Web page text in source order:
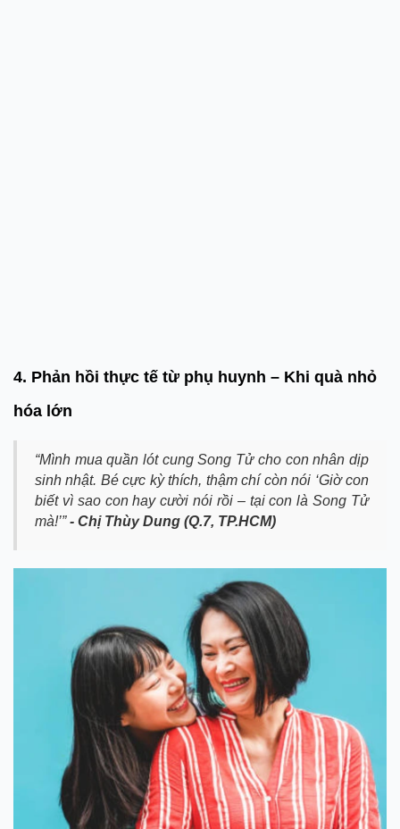
4. Phản hồi thực tế từ phụ huynh – Khi quà nhỏ
hóa lớn
“Mình mua quần lót cung Song Tử cho con nhân dịp
sinh nhật. Bé cực kỳ thích, thậm chí còn nói ‘Giờ con
biết vì sao con hay cười nói rồi – tại con là Song Tử
mà!’”- Chị Thùy Dung (Q.7, TP.HCM)